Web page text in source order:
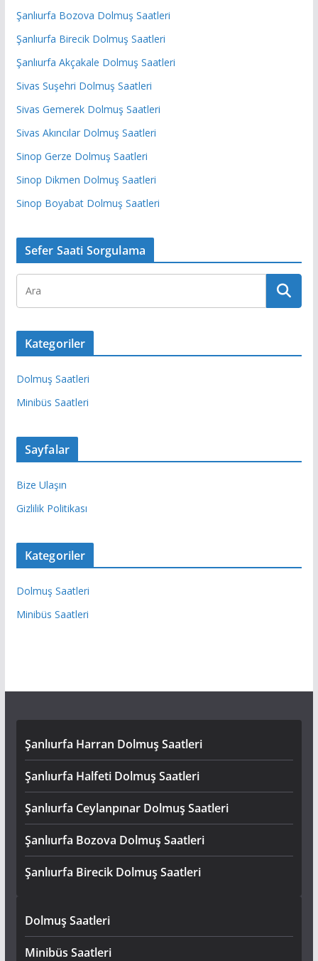
Şanlıurfa Bozova Dolmuş Saatleri
Şanlıurfa Birecik Dolmuş Saatleri
Şanlıurfa Akçakale Dolmuş Saatleri
Sivas Suşehri Dolmuş Saatleri
Sivas Gemerek Dolmuş Saatleri
Sivas Akıncılar Dolmuş Saatleri
Sinop Gerze Dolmuş Saatleri
Sinop Dikmen Dolmuş Saatleri
Sinop Boyabat Dolmuş Saatleri
Sefer Saati Sorgulama
Kategoriler
Dolmuş Saatleri
Minibüs Saatleri
Sayfalar
Bize Ulaşın
Gizlilik Politikası
Kategoriler
Dolmuş Saatleri
Minibüs Saatleri
Şanlıurfa Harran Dolmuş Saatleri
Şanlıurfa Halfeti Dolmuş Saatleri
Şanlıurfa Ceylanpınar Dolmuş Saatleri
Şanlıurfa Bozova Dolmuş Saatleri
Şanlıurfa Birecik Dolmuş Saatleri
Dolmuş Saatleri
Minibüs Saatleri